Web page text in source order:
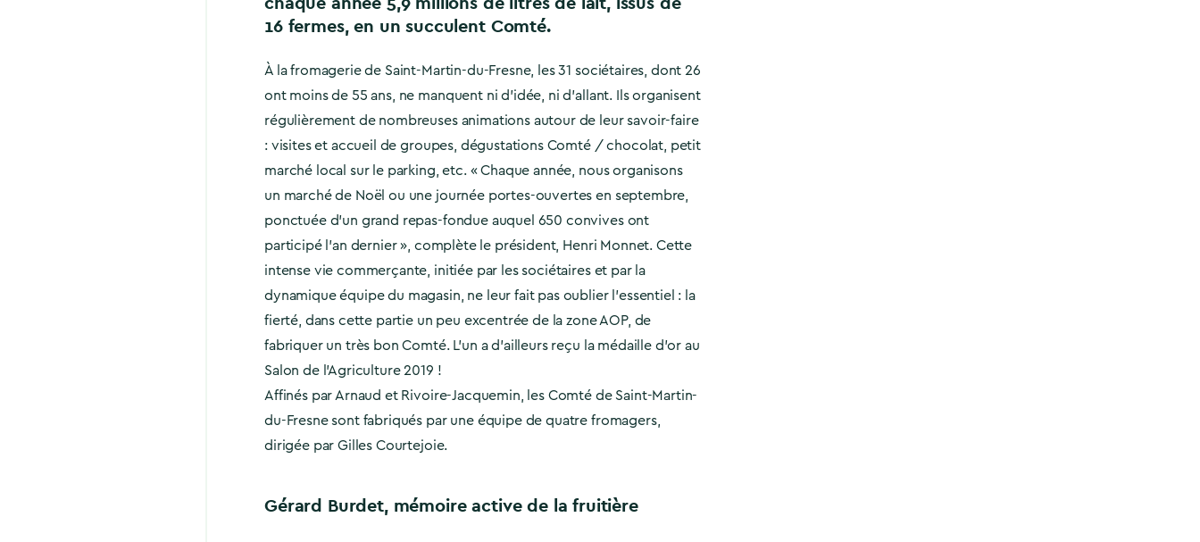
16 fermes, en un succulent Comté.
À la fromagerie de Saint-Martin-du-Fresne, les 31 sociétaires, dont 26
ont moins de 55 ans, ne manquent ni d’idée, ni d’allant. Ils organisent
régulièrement de nombreuses animations autour de leur savoir-faire
: visites et accueil de groupes, dégustations Comté / chocolat, petit
marché local sur le parking, etc. « Chaque année, nous organisons
un marché de Noël ou une journée portes-ouvertes en septembre,
ponctuée d’un grand repas-fondue auquel 650 convives ont
participé l’an dernier », complète le président, Henri Monnet. Cette
intense vie commerçante, initiée par les sociétaires et par la
dynamique équipe du magasin, ne leur fait pas oublier l’essentiel : la
fierté, dans cette partie un peu excentrée de la zone AOP, de
fabriquer un très bon Comté. L’un a d’ailleurs reçu la médaille d’or au
Salon de l’Agriculture 2019 !
Affinés par Arnaud et Rivoire-Jacquemin, les Comté de Saint-Martin-
du-Fresne sont fabriqués par une équipe de quatre fromagers,
dirigée par Gilles Courtejoie.
Gérard Burdet, mémoire active de la fruitière